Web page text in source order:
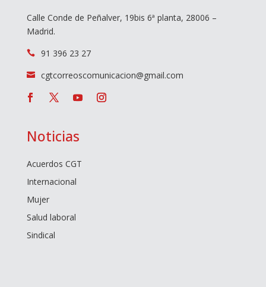
Calle Conde de Peñalver, 19bis 6ª planta, 28006 –
Madrid.
 91 396 23 27
 cgtcorreoscomunicacion@gmail.com
Noticias
Acuerdos CGT
Internacional
Mujer
Salud laboral
Sindical